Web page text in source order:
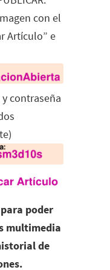
con el
Artículo” e
contraseña
para poder
multimedia
de